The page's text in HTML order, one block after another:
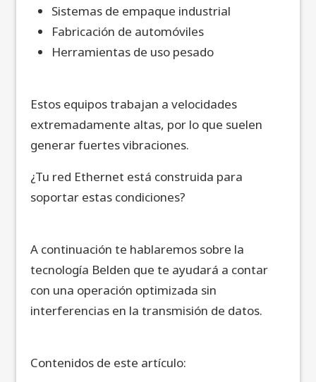
Sistemas de empaque industrial
Fabricación de automóviles
Herramientas de uso pesado
Estos equipos trabajan a velocidades
extremadamente altas, por lo que suelen
generar fuertes vibraciones.
¿Tu red Ethernet está construida para
soportar estas condiciones?
A continuación te hablaremos sobre la
tecnología Belden que te ayudará a contar
con una operación optimizada sin
interferencias en la transmisión de datos.
Contenidos de este artículo: